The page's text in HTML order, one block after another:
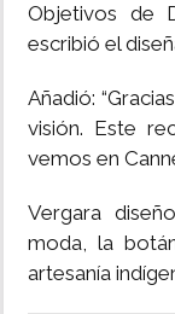
Objetivos de
escribió el
Añadió:
visión. Este
vemos en
Vergara
moda, la
artesanía